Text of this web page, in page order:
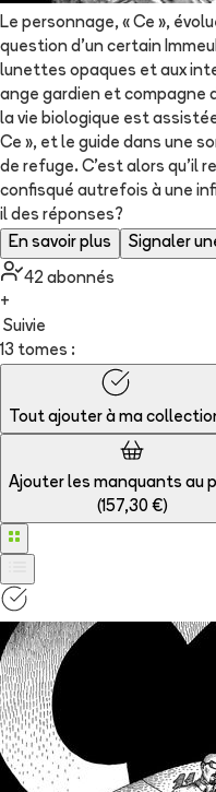
Le personnage, « Ce »,
question d'un certain
lunettes opaques et aux
ange gardien et compagne
la vie biologique est
Ce », et le guide dans une
de refuge. C'est alors qu'il
confisqué autrefois à une
il des réponses?
En savoir plus
Signaler
42 abonnés
+
Suivie
13 tomes :
Tout ajouter à ma
Ajouter les manquants au
(157,30 €)